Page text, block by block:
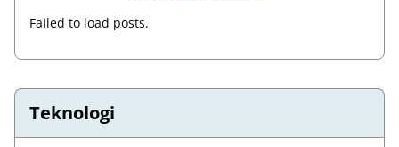
Failed to load posts.
Teknologi